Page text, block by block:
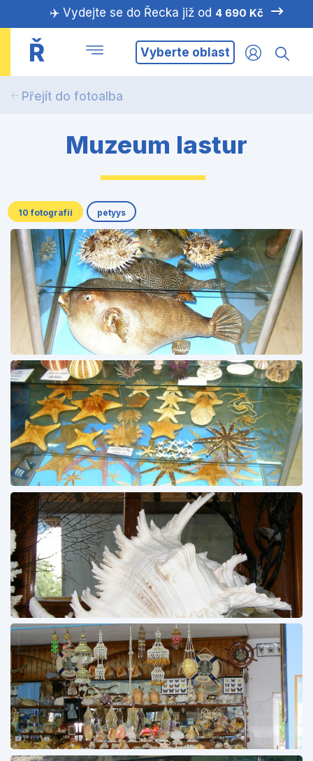
✈️ Vydejte se do Řecka již od 4 690 Kč
Ř Vyberte oblast
Přejít do fotoalba
Muzeum lastur
10 fotografií petyys